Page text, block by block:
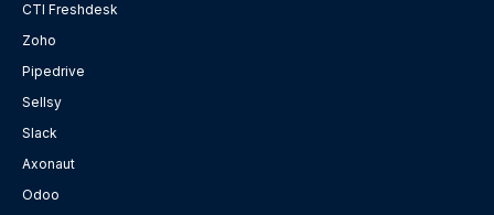
CTI Freshdesk
Zoho
Pipedrive
Sellsy
Slack
Axonaut
Odoo